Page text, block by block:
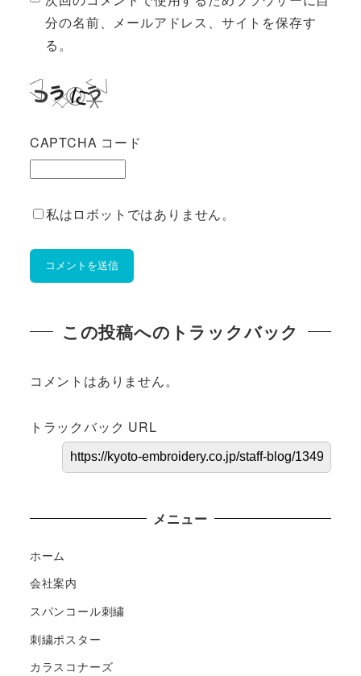
分の名前、メールアドレス、サイトを保存す
る。
CAPTCHA コード
私はロボットではありません。
この投稿へのトラックバック
コメントはありません。
トラックバック URL
メニュー
ホーム
会社案内
スパンコール刺繍
刺繍ポスター
カラスコナーズ